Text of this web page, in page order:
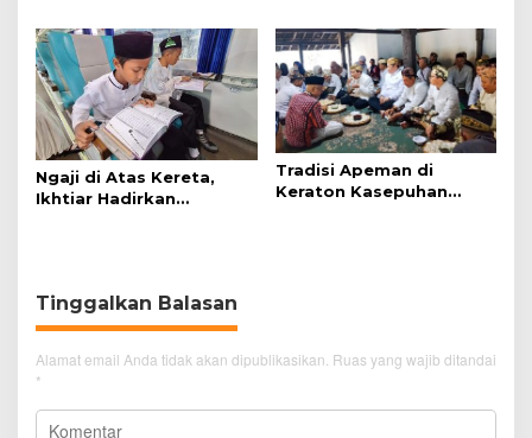
Disabilitas
Baru 2027
Ngaji di Atas Kereta,
Ikhtiar Hadirkan
Tradisi Apeman di
Keraton Kasepuhan
Tinggalkan Balasan
Alamat email Anda tidak akan dipublikasikan. Ruas yang wajib ditandai
*